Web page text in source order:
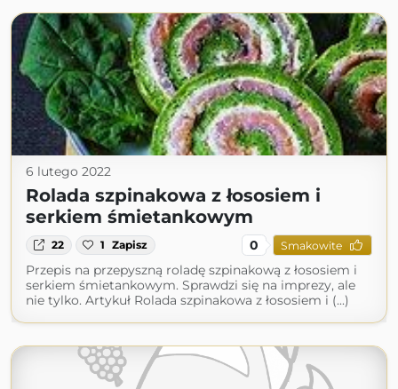
6 lutego 2022
Rolada szpinakowa z łososiem i
serkiem śmietankowym
22 1 Zapisz 0 Smakowite
Przepis na przepyszną roladę szpinakową z łososiem i
serkiem śmietankowym. Sprawdzi się na imprezy, ale
nie tylko. Artykuł Rolada szpinakowa z łososiem i (...)